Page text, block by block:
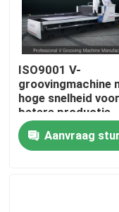
Thuis
Over ons
ISO9001 V-
groovingmachine
hoge snelheid voor
betere productie-
efficiëntie
Aanvraag